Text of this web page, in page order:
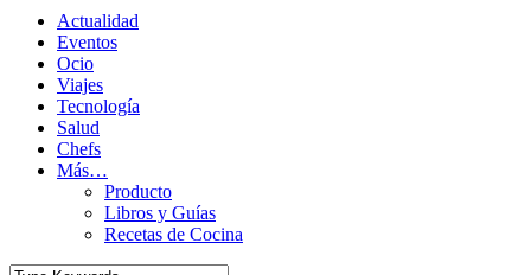
Actualidad
Eventos
Ocio
Viajes
Tecnología
Salud
Chefs
Más…
Producto
Libros y Guías
Recetas de Cocina